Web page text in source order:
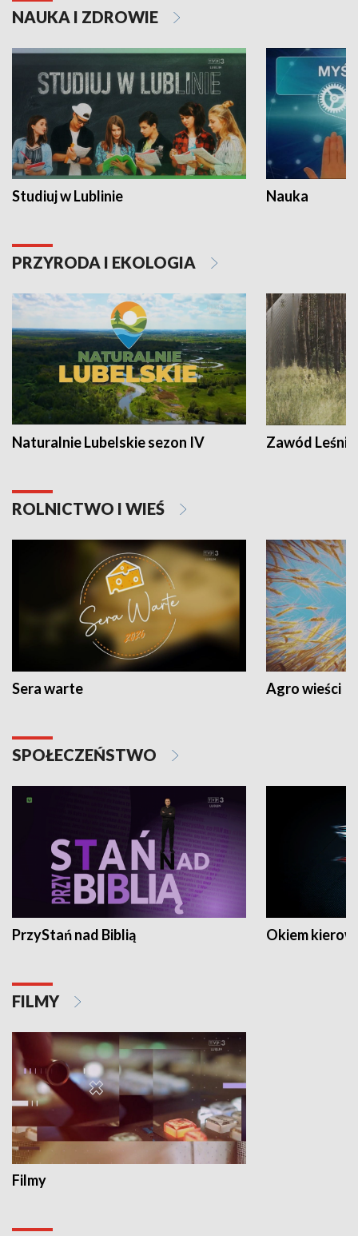
NAUKA I ZDROWIE
Studiuj w Lublinie Nauka
PRZYRODA I EKOLOGIA
Naturalnie Lubelskie sezon IV Zawód Leśnik
ROLNICTWO I WIEŚ
Sera warte Agro wieści
SPOŁECZEŃSTWO
PrzyStań nad Biblią Okiem
FILMY
Filmy